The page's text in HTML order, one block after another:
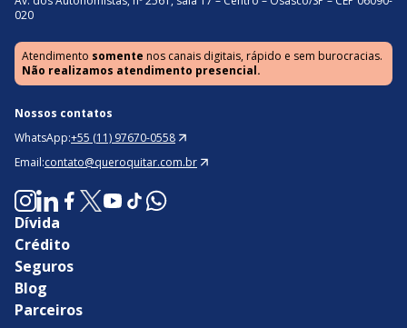
020
Atendimento somente nos canais digitais, rápido e sem burocracias.
Não realizamos atendimento presencial.
Nossos contatos
WhatsApp:+55 (11) 97670-0558
Email:contato@queroquitar.com.br
Dívida
Crédito
Seguros
Blog
Parceiros